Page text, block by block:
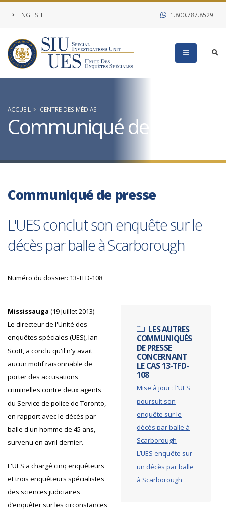
ENGLISH 1.800.787.8529
ACCUEIL CENTRE DES MÉDIAS
Communiqué de presse
Communiqué de presse
L'UES conclut son enquête sur le
décès par balle à Scarborough
Numéro du dossier: 13-TFD-108
LES AUTRES
COMMUNIQUÉS
DE PRESSE
CONCERNANT
LE CAS 13-TFD-
108
Mise à jour : l'UES
poursuit son
enquête sur le
décès par balle à
Scarborough
L’UES enquête sur
un décès par balle
à Scarborough
Mississauga (19 juillet 2013) ---
Le directeur de l'Unité des
enquêtes spéciales (UES), Ian
Scott, a conclu qu'il n'y avait
aucun motif raisonnable de
porter des accusations
criminelles contre deux agents
du Service de police de Toronto,
en rapport avec le décès par
balle d'un homme de 45 ans,
survenu en avril dernier.
L'UES a chargé cinq enquêteurs
et trois enquêteurs spécialistes
des sciences judiciaires
d’enquêter sur les circonstances